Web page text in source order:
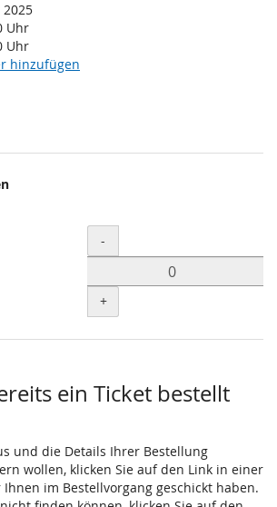
2025
Uhr
Uhr
hinzufügen
Menge
-
+
ein Ticket bestellt
und die Details Ihrer Bestellung
wollen, klicken Sie auf den Link in einer
im Bestellvorgang geschickt haben.